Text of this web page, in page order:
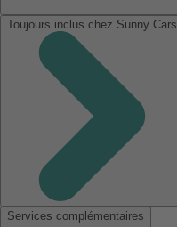
Toujours inclus chez Sunny Cars
Services complémentaires